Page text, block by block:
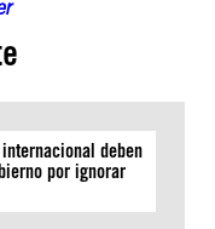
deben
por ignorar